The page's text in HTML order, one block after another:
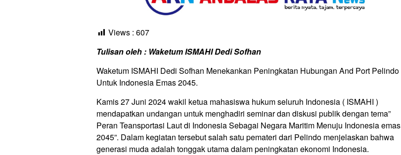
Views : 607
Tulisan oleh : Waketum ISMAHI Dedi Sofhan
Waketum ISMAHI Dedi Sofhan Menekankan Peningkatan Hubungan And Port Pelindo
Untuk Indonesia Emas 2045.
Kamis 27 Juni 2024 wakil ketua mahasiswa hukum seluruh Indonesia ( ISMAHI )
mendapatkan undangan untuk menghadiri seminar dan diskusi publik dengan tema”
Peran Teansportasi Laut di Indonesia Sebagai Negara Maritim Menuju Indonesia emas
2045”. Dalam kegiatan tersebut salah satu pemateri dari Pelindo menjelaskan bahwa
generasi muda adalah tonggak utama dalam peningkatan ekonomi Indonesia.